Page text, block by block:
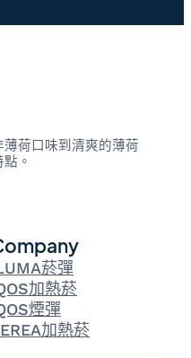
荷口味到清爽的薄荷
。
菸彈
加熱菸
煙彈
加熱菸